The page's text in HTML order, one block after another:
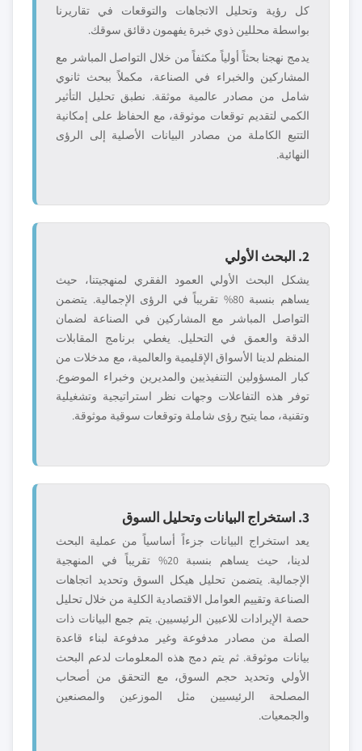
كل رؤية وتحليل الاتجاهات والتوقعات في تقاريرنا
بواسطة محللين ذوي خبرة يفهمون دقائق سوقك.
يدمج نهجنا بحثاً أولياً مكثفاً من خلال التواصل المباشر مع
المشاركين والخبراء في الصناعة، مكملاً ببحث ثانوي
شامل من مصادر عالمية موثقة. نطبق تحليل التأثير
الكمي لتقديم توقعات موثوقة، مع الحفاظ على إمكانية
التتبع الكاملة من مصادر البيانات الأصلية إلى الرؤى
النهائية.
2. البحث الأولي
يشكل البحث الأولي العمود الفقري لمنهجيتنا، حيث
يساهم بنسبة 80% تقريباً في الرؤى الإجمالية. يتضمن
التواصل المباشر مع المشاركين في الصناعة لضمان
الدقة والعمق في التحليل. يغطي برنامج المقابلات
المنظم لدينا الأسواق الإقليمية والعالمية، مع مدخلات من
كبار المسؤولين التنفيذيين والمديرين وخبراء الموضوع.
توفر هذه التفاعلات وجهات نظر استراتيجية وتشغيلية
وتقنية، مما يتيح رؤى شاملة وتوقعات سوقية موثوقة.
3. استخراج البيانات وتحليل السوق
يعد استخراج البيانات جزءاً أساسياً من عملية البحث
لدينا، حيث يساهم بنسبة 20% تقريباً في المنهجية
الإجمالية. يتضمن تحليل هيكل السوق وتحديد اتجاهات
الصناعة وتقييم العوامل الاقتصادية الكلية من خلال تحليل
حصة الإيرادات للاعبين الرئيسيين. يتم جمع البيانات ذات
الصلة من مصادر مدفوعة وغير مدفوعة لبناء قاعدة
بيانات موثوقة. ثم يتم دمج هذه المعلومات لدعم البحث
الأولي وتحديد حجم السوق، مع التحقق من أصحاب
المصلحة الرئيسيين مثل الموزعين والمصنعين
والجمعيات.